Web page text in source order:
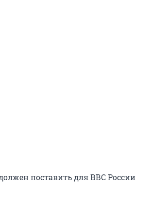
поставить для ВВС России